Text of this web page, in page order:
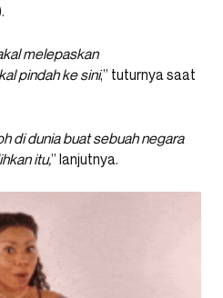
melepaskan
pindah ke sini,” tuturnya saat
di dunia buat sebuah negara
itu,” lanjutnya.